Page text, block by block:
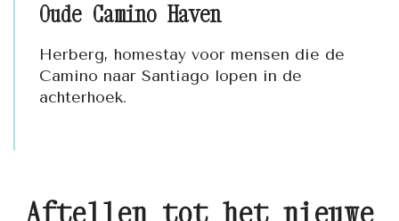
Oude Camino Haven
Herberg, homestay voor mensen die de
Camino naar Santiago lopen in de
achterhoek.
Aftellen tot het nieuwe